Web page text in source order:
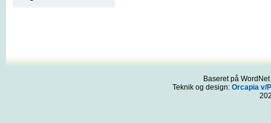
Baseret på
Teknik og design: Orcapia v/